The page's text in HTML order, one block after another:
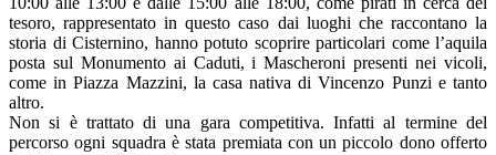
tesoro, rappresentato in questo caso dai luoghi che raccontano la
storia di Cisternino, hanno potuto scoprire particolari come l’aquila
posta sul Monumento ai Caduti, i Mascheroni presenti nei vicoli,
come in Piazza Mazzini, la casa nativa di Vincenzo Punzi e tanto
altro.
Non si è trattato di una gara competitiva. Infatti al termine del
percorso ogni squadra è stata premiata con un piccolo dono offerto